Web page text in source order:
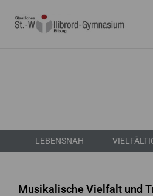
Inhalt
LEBENSNAH
Musikalische Vielfalt und